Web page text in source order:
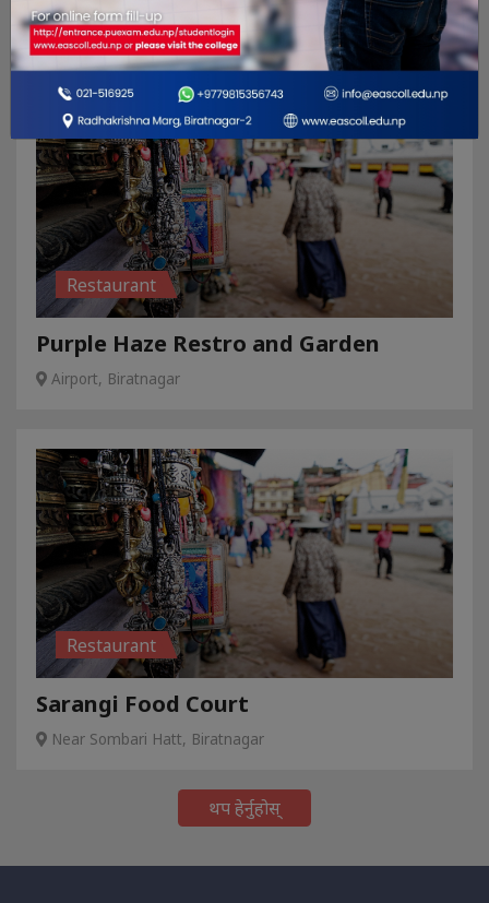
Biratnagar 12 (16 old address)
Restaurant
Purple Haze Restro and Garden
Airport, Biratnagar
Restaurant
Sarangi Food Court
Near Sombari Hatt, Biratnagar
थप हेर्नुहोस्